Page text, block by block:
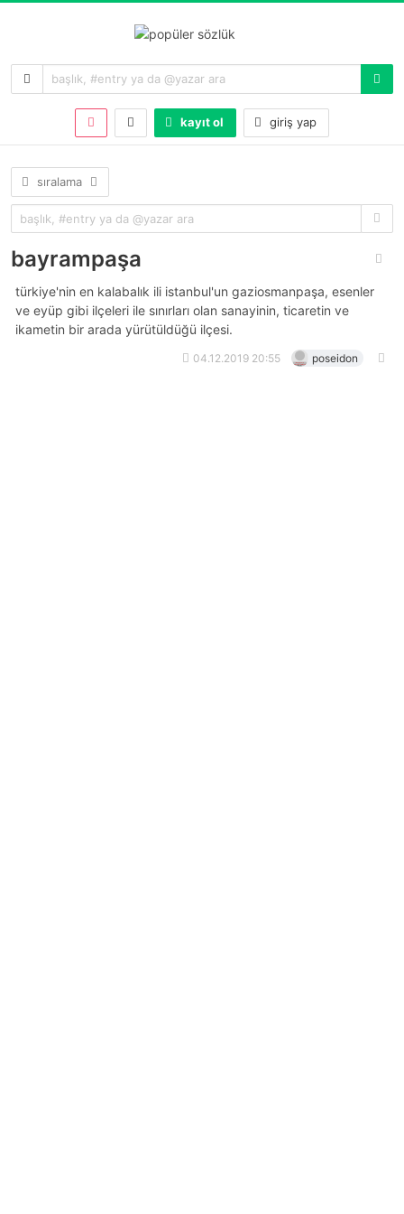
kayıt ol giriş yap
sıralama
bayrampaşa
türkiye'nin en kalabalık ili istanbul'un gaziosmanpaşa, esenler
ve eyüp gibi ilçeleri ile sınırları olan sanayinin, ticaretin ve
ikametin bir arada yürütüldüğü ilçesi.
04.12.2019 20:55 poseidon